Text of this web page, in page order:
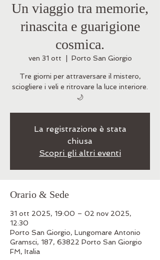
Un viaggio tra memorie,
rinascita e guarigione
cosmica.
ven 31 ott Porto San Giorgio
Tre giorni per attraversare il mistero,
sciogliere i veli e ritrovare la luce interiore.
La registrazione è stata
chiusa
Scopri gli altri eventi
Orario & Sede
31 ott 2025, 19:00 – 02 nov 2025,
12:30
Porto San Giorgio, Lungomare Antonio
Gramsci, 187, 63822 Porto San Giorgio
FM, Italia